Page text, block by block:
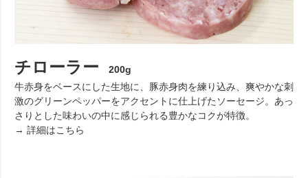
チローラー 200g
牛赤身をベースにした生地に、豚赤身肉を練り込み、爽やかな刺
激のグリーンペッパーをアクセントに仕上げたソーセージ。あっ
さりとした味わいの中に感じられる豊かなコクが特徴。
→ 詳細はこちら